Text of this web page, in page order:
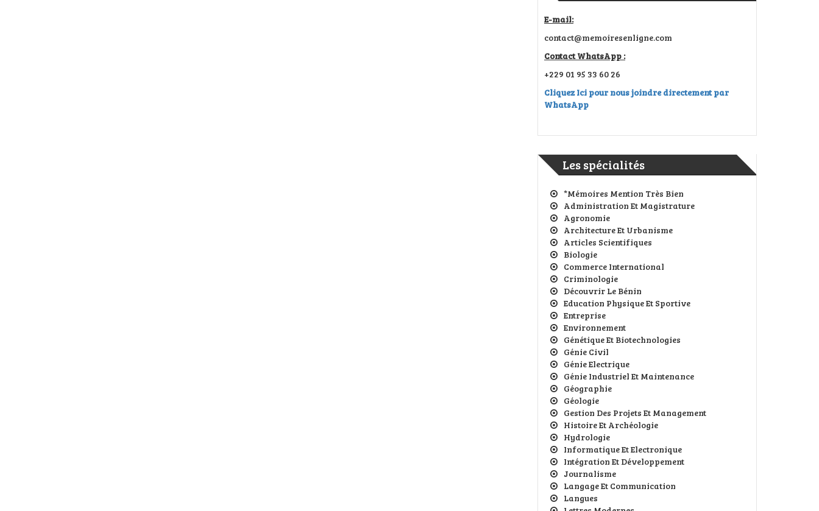
E-mail:
contact@memoiresenligne.com
Contact WhatsApp :
+229 01 95 33 60 26
Cliquez Ici pour nous joindre directement par
WhatsApp
Les spécialités
*Mémoires Mention Très Bien
Administration Et Magistrature
Agronomie
Architecture Et Urbanisme
Articles Scientifiques
Biologie
Commerce International
Criminologie
Découvrir Le Bénin
Education Physique Et Sportive
Entreprise
Environnement
Génétique Et Biotechnologies
Génie Civil
Génie Electrique
Génie Industriel Et Maintenance
Géographie
Géologie
Gestion Des Projets Et Management
Histoire Et Archéologie
Hydrologie
Informatique Et Electronique
Intégration Et Développement
Journalisme
Langage Et Communication
Langues